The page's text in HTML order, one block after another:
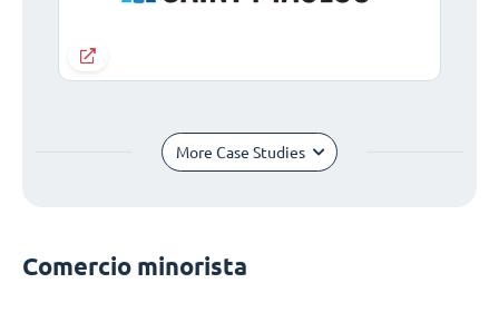
More Case Studies
Comercio minorista